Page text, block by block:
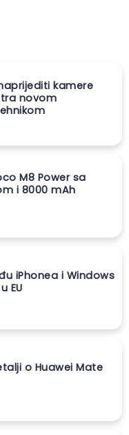
kamere
novom
M8 Power sa
i 8000 mAh
iPhonea i Windows
EU
o Huawei Mate